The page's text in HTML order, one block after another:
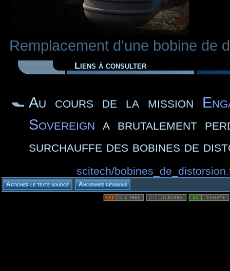
Remplacement d'une bobine de
Liens à consulter
Au cours de la mission
Sovereign a brutalement
surchauffe des bobines de
scitech/